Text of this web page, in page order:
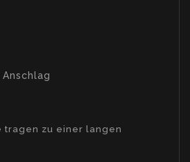
tragen zu einer langen